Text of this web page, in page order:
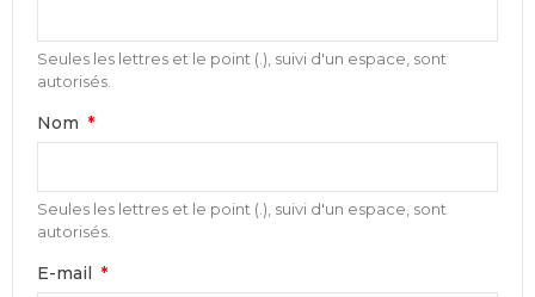
Seules les lettres et le point (.), suivi d'un espace, sont
autorisés.
Nom
Seules les lettres et le point (.), suivi d'un espace, sont
autorisés.
E-mail